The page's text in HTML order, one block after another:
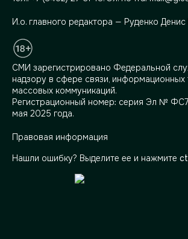
И.о. главного редактора — Руденко
СМИ зарегистрировано Федеральной
надзору в сфере связи, информационных
массовых коммуникаций.
Регистрационный номер: серия Эл №
мая 2025 года.
Правовая информация
Нашли ошибку? Выделите ее и нажмите